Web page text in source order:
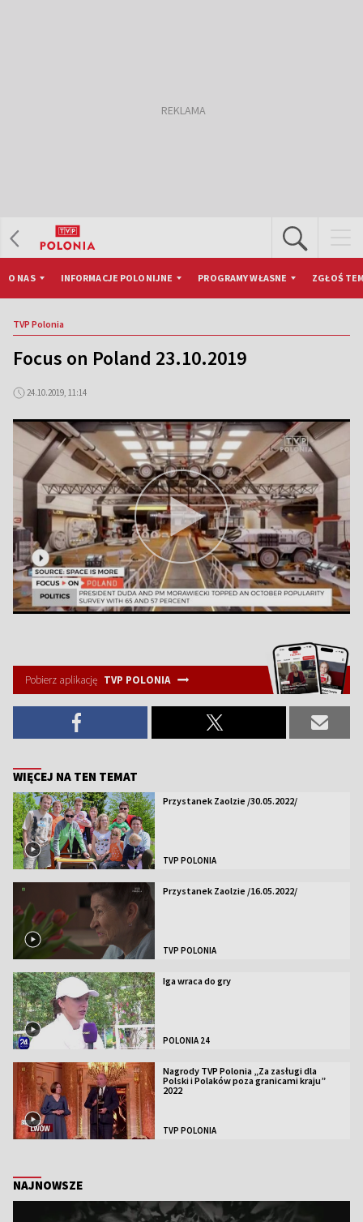
O NAS INFORMACJE POLONIJNE PROGRAMY WŁASNE ZGŁOŚ
TVP Polonia
Focus on Poland 23.10.2019
24.10.2019, 11:14
Pobierz aplikację TVP POLONIA
WIĘCEJ NA TEN TEMAT
Przystanek Zaolzie /30.05.2022/
TVP POLONIA
Przystanek Zaolzie /16.05.2022/
TVP POLONIA
Iga wraca do gry
POLONIA 24
Nagrody TVP Polonia „Za zasługi dla
Polski i Polaków poza granicami kraju”
2022
TVP POLONIA
NAJNOWSZE